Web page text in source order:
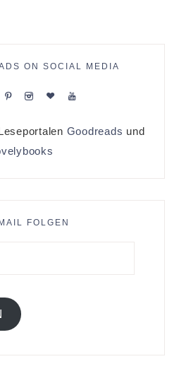
ON SOCIAL MEDIA
Goodreads und
FOLGEN